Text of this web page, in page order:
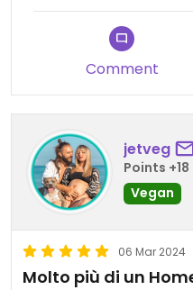
Firenze da provare
Comment
jetveg
Points +18
Vegan
06 Mar 2024
Molto più di un